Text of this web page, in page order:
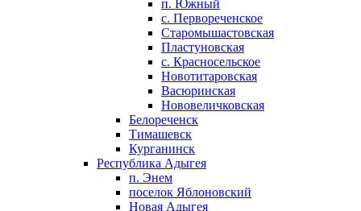
п. Южный
с. Первореченское
Старомышастовская
Пластуновская
с. Красносельское
Новотитаровская
Васюринская
Нововеличковская
Белореченск
Тимашевск
Курганинск
Республика Адыгея
п. Энем
поселок Яблоновский
Новая Адыгея